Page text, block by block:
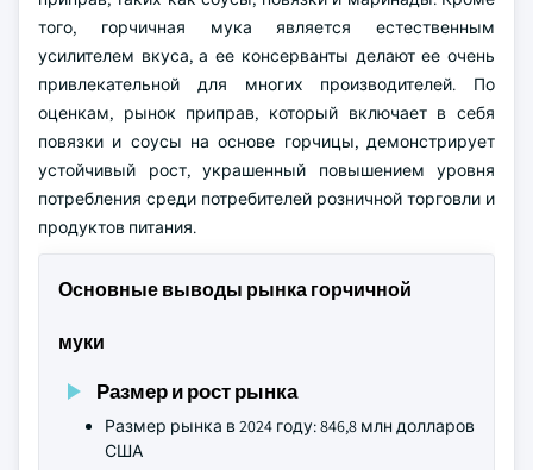
того, горчичная мука является естественным
усилителем вкуса, а ее консерванты делают ее очень
привлекательной для многих производителей. По
оценкам, рынок приправ, который включает в себя
повязки и соусы на основе горчицы, демонстрирует
устойчивый рост, украшенный повышением уровня
потребления среди потребителей розничной торговли и
продуктов питания.
Основные выводы рынка горчичной
муки
Размер и рост рынка
Размер рынка в 2024 году: 846,8 млн долларов
США